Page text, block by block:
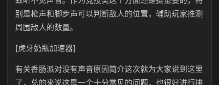
别是枪声和脚步声可以判断敌人的位置，辅助玩家推测
周围敌人的数量。
[虎牙奶瓶加速器]
有关香肠派对没有声音原因简介这次就为大家说到这里
了，总的来说这是一个十分常见的问题，也很好进行排